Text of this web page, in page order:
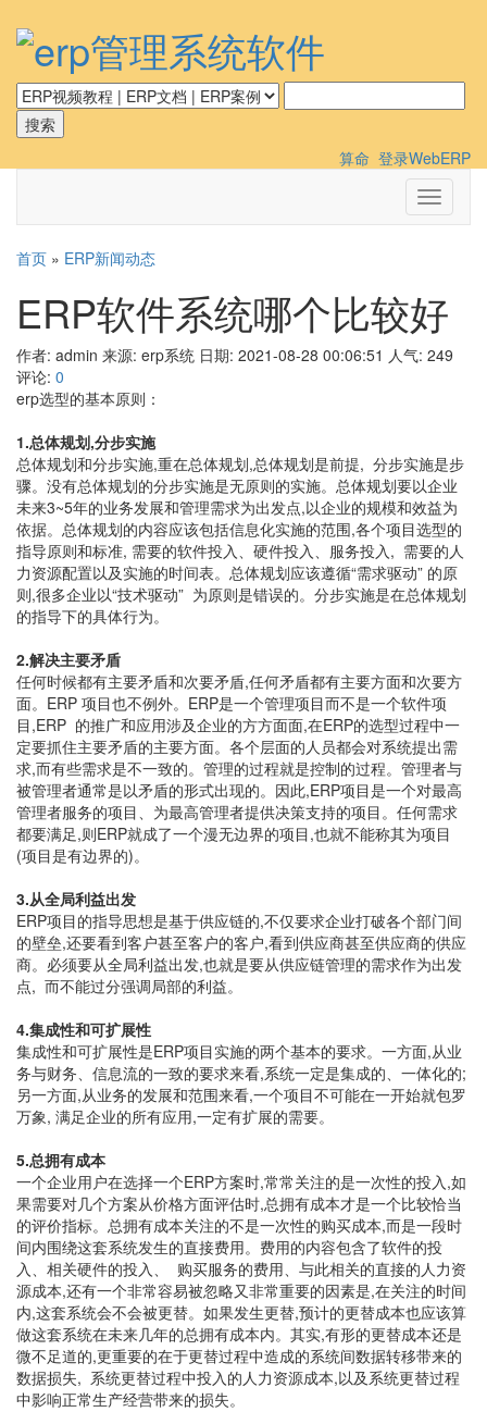
算命 登录WebERP
切
换
首页 » ERP新闻动态
ERP软件系统哪个比较好
作者: admin 来源: erp系统 日期: 2021-08-28 00:06:51 人气: 249
评论: 0
erp选型的基本原则：
1.总体规划,分步实施
总体规划和分步实施,重在总体规划,总体规划是前提, 分步实施是步
骤。没有总体规划的分步实施是无原则的实施。总体规划要以企业
未来3~5年的业务发展和管理需求为出发点,以企业的规模和效益为
依据。总体规划的内容应该包括信息化实施的范围,各个项目选型的
指导原则和标准, 需要的软件投入、硬件投入、服务投入, 需要的人
力资源配置以及实施的时间表。总体规划应该遵循“需求驱动” 的原
则,很多企业以“技术驱动” 为原则是错误的。分步实施是在总体规划
的指导下的具体行为。
2.解决主要矛盾
任何时候都有主要矛盾和次要矛盾,任何矛盾都有主要方面和次要方
面。ERP 项目也不例外。ERP是一个管理项目而不是一个软件项
目,ERP 的推广和应用涉及企业的方方面面,在ERP的选型过程中一
定要抓住主要矛盾的主要方面。各个层面的人员都会对系统提出需
求,而有些需求是不一致的。管理的过程就是控制的过程。管理者与
被管理者通常是以矛盾的形式出现的。因此,ERP项目是一个对最高
管理者服务的项目、为最高管理者提供决策支持的项目。任何需求
都要满足,则ERP就成了一个漫无边界的项目,也就不能称其为项目
(项目是有边界的)。
3.从全局利益出发
ERP项目的指导思想是基于供应链的,不仅要求企业打破各个部门间
的壁垒,还要看到客户甚至客户的客户,看到供应商甚至供应商的供应
商。必须要从全局利益出发,也就是要从供应链管理的需求作为出发
点, 而不能过分强调局部的利益。
4.集成性和可扩展性
集成性和可扩展性是ERP项目实施的两个基本的要求。一方面,从业
务与财务、信息流的一致的要求来看,系统一定是集成的、一体化的;
另一方面,从业务的发展和范围来看,一个项目不可能在一开始就包罗
万象, 满足企业的所有应用,一定有扩展的需要。
5.总拥有成本
一个企业用户在选择一个ERP方案时,常常关注的是一次性的投入,如
果需要对几个方案从价格方面评估时,总拥有成本才是一个比较恰当
的评价指标。总拥有成本关注的不是一次性的购买成本,而是一段时
间内围绕这套系统发生的直接费用。费用的内容包含了软件的投
入、相关硬件的投入、 购买服务的费用、与此相关的直接的人力资
源成本,还有一个非常容易被忽略又非常重要的因素是,在关注的时间
内,这套系统会不会被更替。如果发生更替,预计的更替成本也应该算
做这套系统在未来几年的总拥有成本内。其实,有形的更替成本还是
微不足道的,更重要的在于更替过程中造成的系统间数据转移带来的
数据损失, 系统更替过程中投入的人力资源成本,以及系统更替过程
中影响正常生产经营带来的损失。